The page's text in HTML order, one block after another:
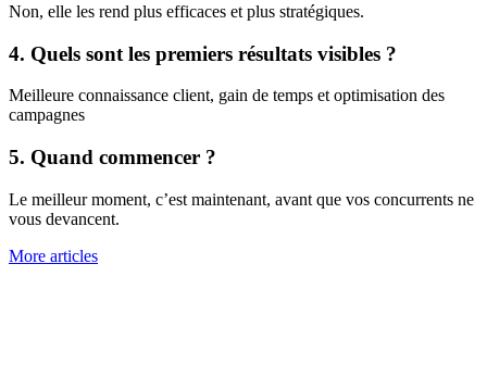
Non, elle les rend plus efficaces et plus stratégiques.
4. Quels sont les premiers résultats visibles ?
Meilleure connaissance client, gain de temps et optimisation des
campagnes
5. Quand commencer ?
Le meilleur moment, c’est maintenant, avant que vos concurrents ne
vous devancent.
More articles